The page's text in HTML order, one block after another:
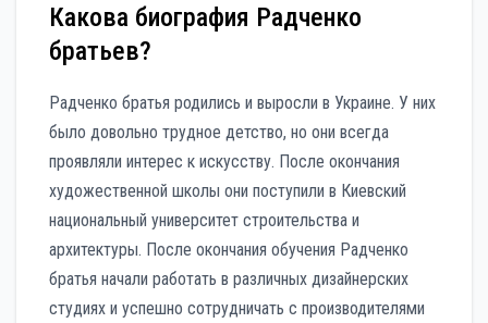
Какова биография Радченко
братьев?
Радченко братья родились и выросли в Украине. У них
было довольно трудное детство, но они всегда
проявляли интерес к искусству. После окончания
художественной школы они поступили в Киевский
национальный университет строительства и
архитектуры. После окончания обучения Радченко
братья начали работать в различных дизайнерских
студиях и успешно сотрудничать c производителями